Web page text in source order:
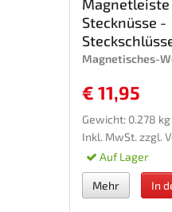
Magnetleiste
Stecknüsse -
Magnetisches-
€ 11,95
Gewicht: 0.278 kg
Inkl. MwSt. zzgl.
Auf Lager
Mehr In